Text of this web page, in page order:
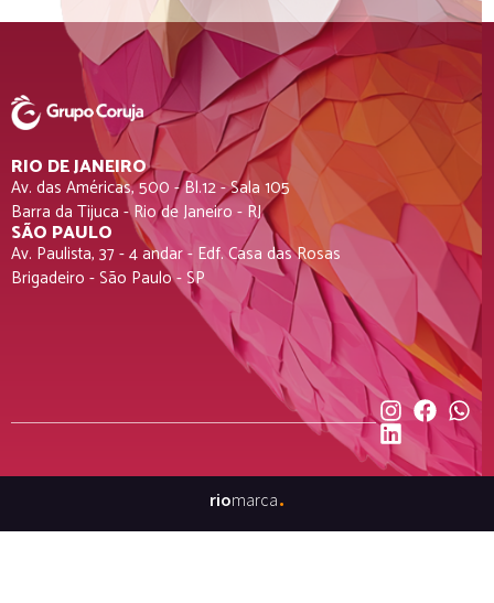
RIO DE JANEIRO
Av. das Américas, 500 - Bl.12 - Sala 105
Barra da Tijuca - Rio de Janeiro - RJ
SÃO PAULO
Av. Paulista, 37 - 4 andar - Edf. Casa das Rosas
Brigadeiro - São Paulo - SP
riomarca.